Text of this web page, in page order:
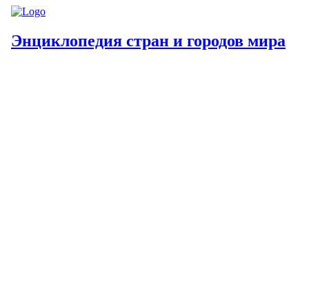
Энциклопедия стран и городов мира